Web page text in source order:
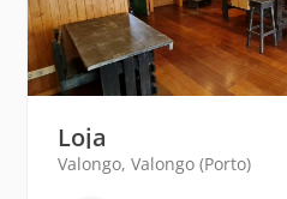
Loja
Valongo, Valongo (Porto)